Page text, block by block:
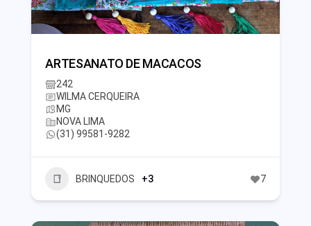
ARTESANATO DE MACACOS
242
WILMA CERQUEIRA
MG
NOVA LIMA
(31) 99581-9282
BRINQUEDOS +3 7